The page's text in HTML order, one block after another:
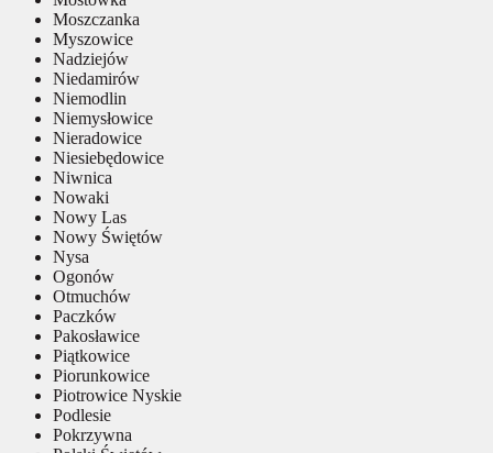
Moszczanka
Myszowice
Nadziejów
Niedamirów
Niemodlin
Niemysłowice
Nieradowice
Niesiebędowice
Niwnica
Nowaki
Nowy Las
Nowy Świętów
Nysa
Ogonów
Otmuchów
Paczków
Pakosławice
Piątkowice
Piorunkowice
Piotrowice Nyskie
Podlesie
Pokrzywna